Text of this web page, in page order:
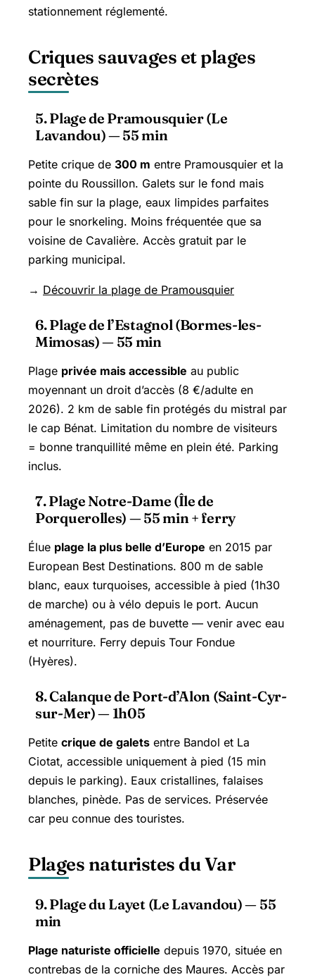
stationnement réglementé.
Criques sauvages et plages
secrètes
5. Plage de Pramousquier (Le
Lavandou) — 55 min
Petite crique de 300 m entre Pramousquier et la
pointe du Roussillon. Galets sur le fond mais
sable fin sur la plage, eaux limpides parfaites
pour le snorkeling. Moins fréquentée que sa
voisine de Cavalière. Accès gratuit par le
parking municipal.
→ Découvrir la plage de Pramousquier
6. Plage de l’Estagnol (Bormes-les-
Mimosas) — 55 min
Plage privée mais accessible au public
moyennant un droit d’accès (8 €/adulte en
2026). 2 km de sable fin protégés du mistral par
le cap Bénat. Limitation du nombre de visiteurs
= bonne tranquillité même en plein été. Parking
inclus.
7. Plage Notre-Dame (Île de
Porquerolles) — 55 min + ferry
Élue plage la plus belle d’Europe en 2015 par
European Best Destinations. 800 m de sable
blanc, eaux turquoises, accessible à pied (1h30
de marche) ou à vélo depuis le port. Aucun
aménagement, pas de buvette — venir avec eau
et nourriture. Ferry depuis Tour Fondue
(Hyères).
8. Calanque de Port-d’Alon (Saint-Cyr-
sur-Mer) — 1h05
Petite crique de galets entre Bandol et La
Ciotat, accessible uniquement à pied (15 min
depuis le parking). Eaux cristallines, falaises
blanches, pinède. Pas de services. Préservée
car peu connue des touristes.
Plages naturistes du Var
9. Plage du Layet (Le Lavandou) — 55
min
Plage naturiste officielle depuis 1970, située en
contrebas de la corniche des Maures. Accès par